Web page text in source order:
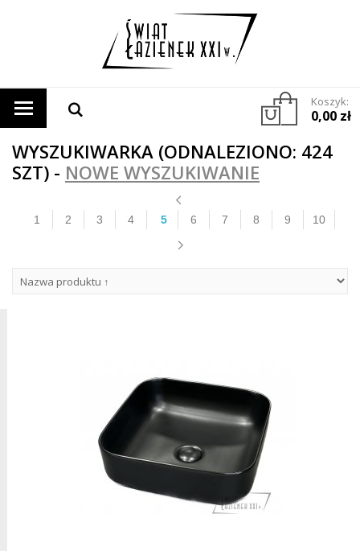
Koszyk:
0,00 zł
WYSZUKIWARKA (ODNALEZIONO: 424
SZT) - NOWE WYSZUKIWANIE
1 2 3 4 5 6 7 8 9 10